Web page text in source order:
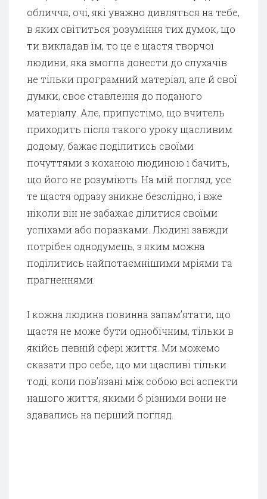
обличчя, очі, які уважно дивляться на тебе,
в яких світиться розуміння тих думок, що
ти викладав їм, то це є щастя творчої
людини, яка змогла донести до слухачів
не тільки програмний матеріал, але й свої
думки, своє ставлення до поданого
матеріалу. Але, припустімо, що вчитель
приходить після такого уроку щасливим
додому, бажає поділитись своїми
почуттями з коханою людиною і бачить,
що його не розуміють. На мій погляд, усе
те щастя одразу зникне безслідно, і вже
ніколи він не забажає ділитися своїми
успіхами або поразками. Людині завжди
потрібен однодумець, з яким можна
поділитись найпотаємнішими мріями та
прагненнями.
І кожна людина повинна запам’ятати, що
щастя не може бути однобічним, тільки в
якійсь певній сфері життя. Ми можемо
сказати про себе, що ми щасливі тільки
тоді, коли пов’язані між собою всі аспекти
нашого життя, якими б різними вони не
здавались на перший погляд.